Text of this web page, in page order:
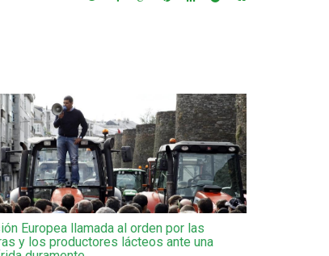
Europea llamada al orden por las
y los productores lácteos ante una